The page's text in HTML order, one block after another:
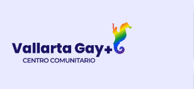
Elixir Mixer